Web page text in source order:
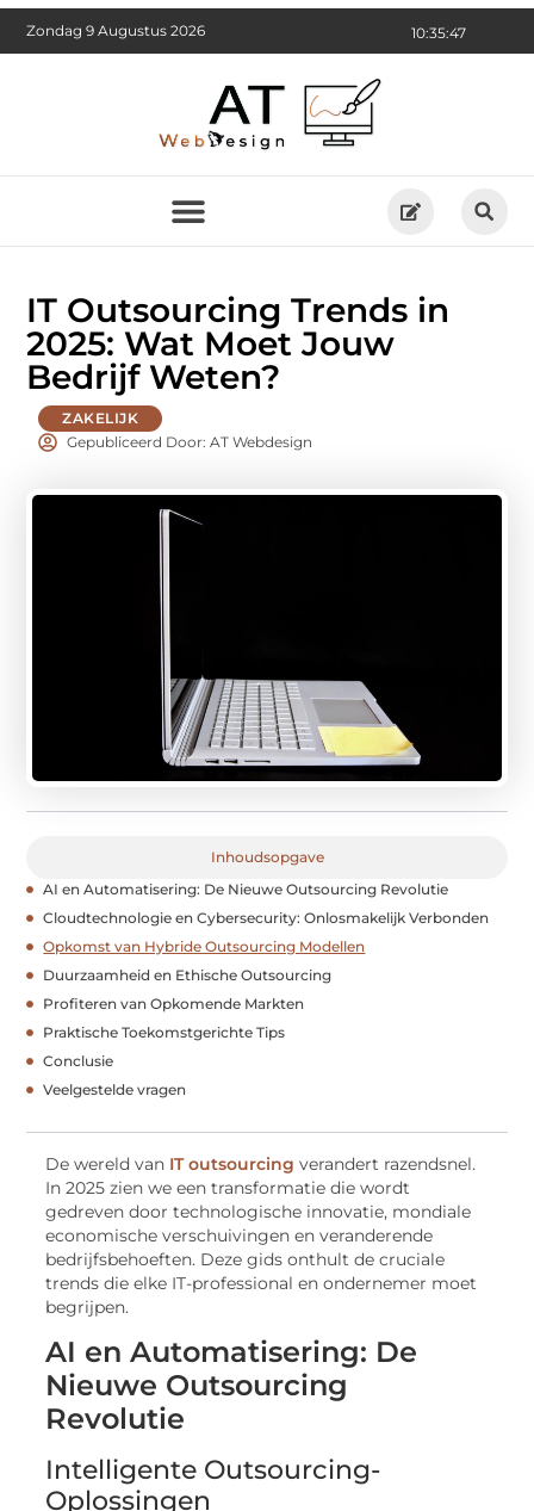
10:35:49
Zondag 9 Augustus 2026
IT Outsourcing Trends in
2025: Wat Moet Jouw
Bedrijf Weten?
ZAKELIJK
Gepubliceerd Door: AT Webdesign
Inhoudsopgave
AI en Automatisering: De Nieuwe Outsourcing Revolutie
Cloudtechnologie en Cybersecurity: Onlosmakelijk Verbonden
Opkomst van Hybride Outsourcing Modellen
Duurzaamheid en Ethische Outsourcing
Profiteren van Opkomende Markten
Praktische Toekomstgerichte Tips
Conclusie
Veelgestelde vragen
De wereld van IT outsourcing verandert razendsnel.
In 2025 zien we een transformatie die wordt
gedreven door technologische innovatie, mondiale
economische verschuivingen en veranderende
bedrijfsbehoeften. Deze gids onthult de cruciale
trends die elke IT-professional en ondernemer moet
begrijpen.
AI en Automatisering: De
Nieuwe Outsourcing
Revolutie
Intelligente Outsourcing-
Oplossingen